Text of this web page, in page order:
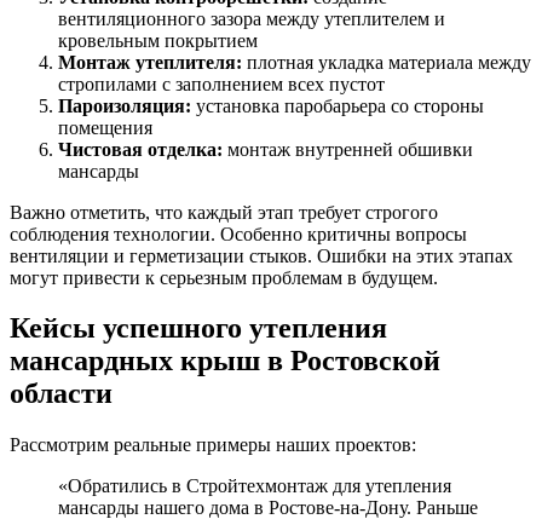
вентиляционного зазора между утеплителем и
кровельным покрытием
Монтаж утеплителя: плотная укладка материала между
стропилами с заполнением всех пустот
Пароизоляция: установка паробарьера со стороны
помещения
Чистовая отделка: монтаж внутренней обшивки
мансарды
Важно отметить, что каждый этап требует строгого
соблюдения технологии. Особенно критичны вопросы
вентиляции и герметизации стыков. Ошибки на этих этапах
могут привести к серьезным проблемам в будущем.
Кейсы успешного утепления
мансардных крыш в Ростовской
области
Рассмотрим реальные примеры наших проектов:
«Обратились в Стройтехмонтаж для утепления
мансарды нашего дома в Ростове-на-Дону. Раньше